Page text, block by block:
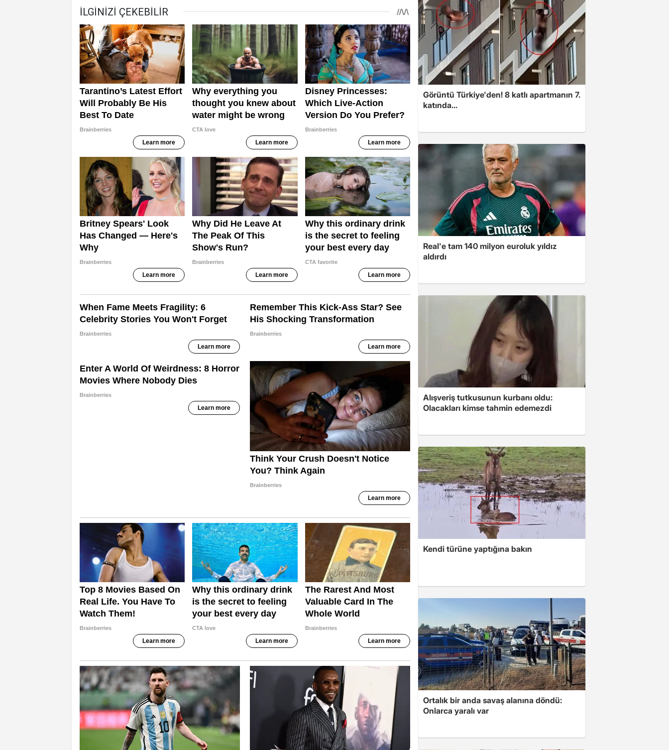
Görüntü Türkiye'den! 8 katlı apartmanın 7.
katında...
Real'e tam 140 milyon euroluk yıldız
aldırdı
Alışveriş tutkusunun kurbanı oldu:
Olacakları kimse tahmin edemezdi
Kendi türüne yaptığına bakın
Ortalık bir anda savaş alanına döndü:
Onlarca yaralı var